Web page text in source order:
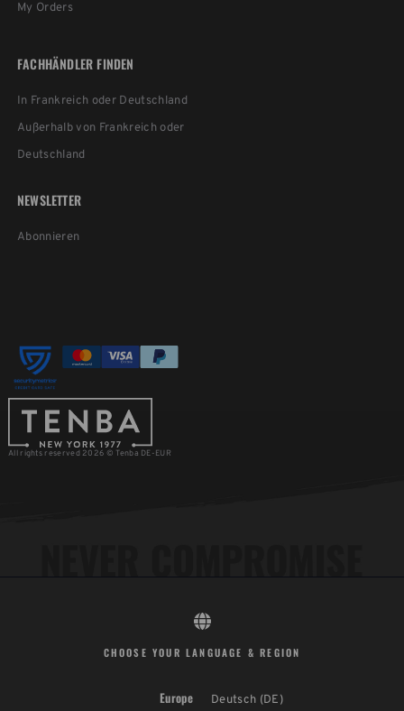
My Orders
FACHHÄNDLER FINDEN
In Frankreich oder Deutschland
Außerhalb von Frankreich oder
Deutschland
NEWSLETTER
Abonnieren
All rights reserved 2026 © Tenba DE-EUR
CHOOSE YOUR LANGUAGE & REGION
Europe Deutsch (DE)